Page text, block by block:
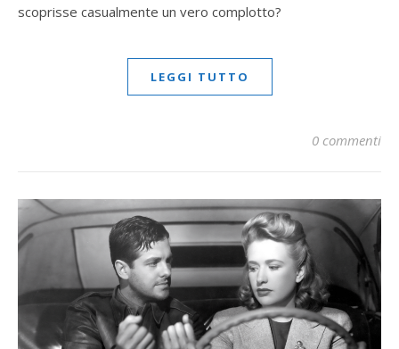
scoprisse casualmente un vero complotto?
LEGGI TUTTO
0 commenti